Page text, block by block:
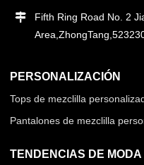
Fifth Ring Road No. 2
PERSONALIZACIÓN
Tops de mezclilla
Pantalones de mezclilla
TENDENCIAS DE MODA